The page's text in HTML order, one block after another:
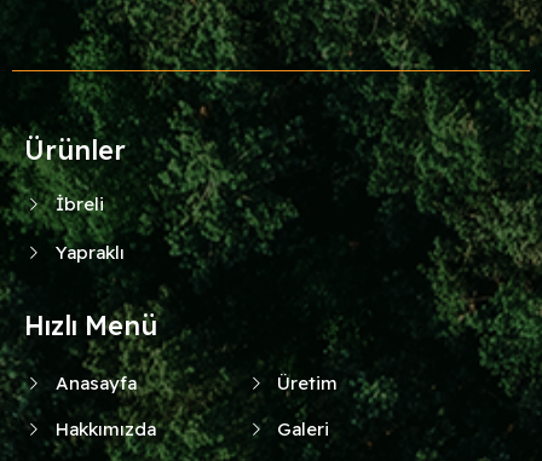
Ürünler
İbreli
Yapraklı
Hızlı Menü
Anasayfa
Hakkımızda
Üretim
Galeri